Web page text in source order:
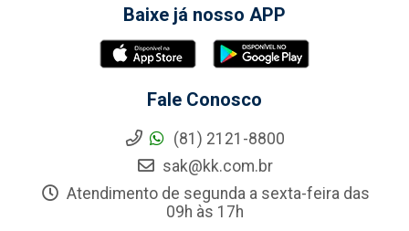
Baixe já nosso APP
Fale Conosco
(81) 2121-8800
sak@kk.com.br
Atendimento de segunda a sexta-feira das
09h às 17h